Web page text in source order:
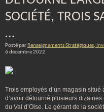
SOCIÉTÉ, TROIS
…
Posté par Renseignements Stratégiques,
6 décembre 2022
Trois employés d’un magasin situé
d’avoir détourné plusieurs
du Val d’Oise. Le gérant de la